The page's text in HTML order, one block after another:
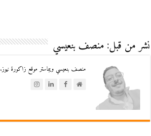
نشر من قبل: منصف بنعيسي
منصف بنعيسي ويبماستر موقع زاكورة نيوز.